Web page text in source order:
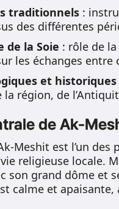
traditionnels :
des différentes
de la Soie : rôle de
les échanges entre
et historiques
région, de
de Ak-
Meshit est l’un
religieuse locale.
son grand dôme et
calme et